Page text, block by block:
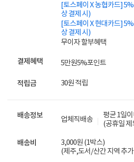
[토스페이 X 농협카드]
상 결제 시)
[토스페이 X 현대카드]
상 결제 시)
무이자 할부혜택
결제혜택 5만원5%포인트
적립금 30원 적립
배송정보 업체직배송
평균 1일
(공휴일 제
배송비
3,000원 (1박스)
(제주,도서/산간 지역 추